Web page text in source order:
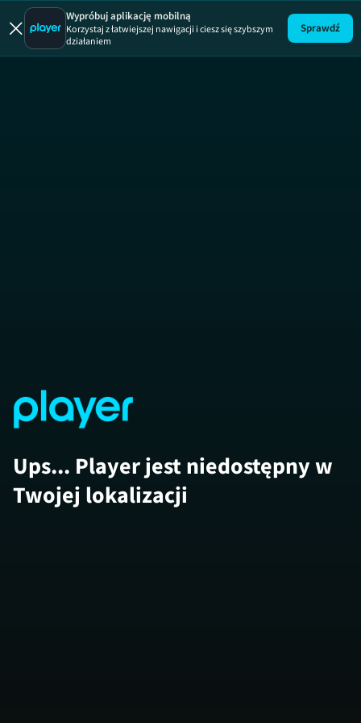
Wypróbuj aplikację mobilną
Korzystaj z łatwiejszej nawigacji i ciesz się szybszym
działaniem
Sprawdź
Ups... Player jest niedostępny w
Twojej lokalizacji